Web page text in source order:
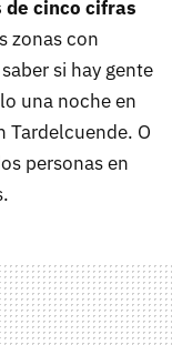
cinco cifras
zonas con
si hay gente
una noche en
Tardelcuende. O
personas en